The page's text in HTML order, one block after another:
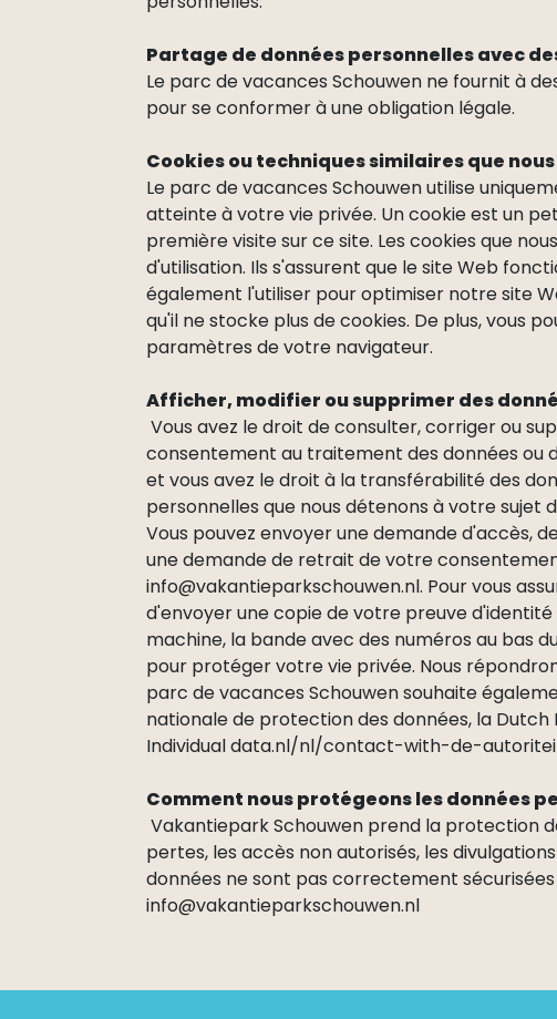
Partage de données personnelles avec
Le parc de vacances Schouwen ne fournit à
pour se conformer à une obligation légale.
Cookies ou techniques similaires que
Le parc de vacances Schouwen utilise
atteinte à votre vie privée. Un cookie est un
première visite sur ce site. Les cookies que
d'utilisation. Ils s'assurent que le site Web
également l'utiliser pour optimiser notre site
qu'il ne stocke plus de cookies. De plus, vous
paramètres de votre navigateur.
Afficher, modifier ou supprimer des
Vous avez le droit de consulter, corriger ou
consentement au traitement des données ou
et vous avez le droit à la transférabilité des
personnelles que nous détenons à votre sujet
Vous pouvez envoyer une demande d'accès,
une demande de retrait de votre
info@vakantieparkschouwen.nl. Pour vous
d'envoyer une copie de votre preuve
machine, la bande avec des numéros au bas
pour protéger votre vie privée. Nous
parc de vacances Schouwen souhaite
nationale de protection des données, la
Individual data.nl/nl/contact-with-de-
Comment nous protégeons les données
Vakantiepark Schouwen prend la protection
pertes, les accès non autorisés, les
données ne sont pas correctement
info@vakantieparkschouwen.nl